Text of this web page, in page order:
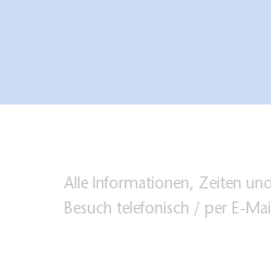
Alle Informationen, Zeiten
Besuch telefonisch / per E-